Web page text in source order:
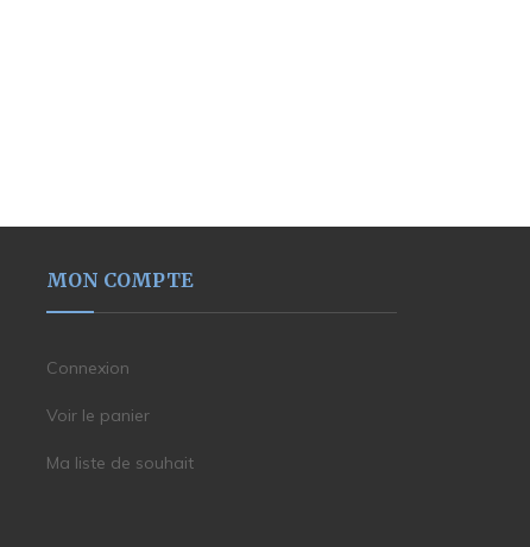
MON COMPTE
Connexion
Voir le panier
Ma liste de souhait